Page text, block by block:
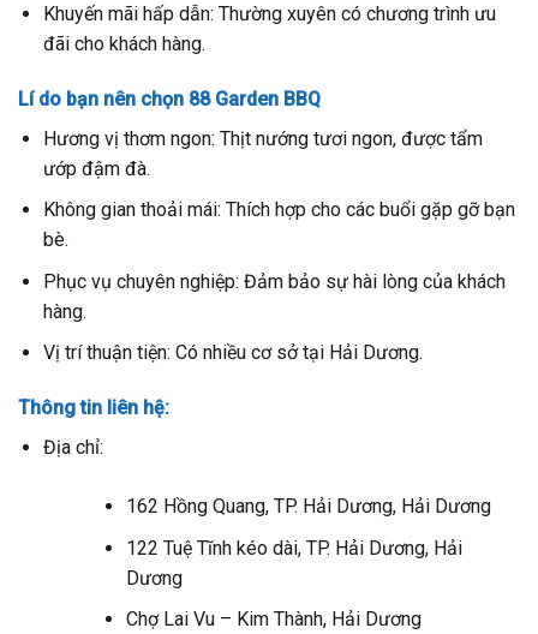
Khuyến mãi hấp dẫn: Thường xuyên có chương trình ưu
đãi cho khách hàng.
Lí do bạn nên chọn 88 Garden BBQ
Hương vị thơm ngon: Thịt nướng tươi ngon, được tẩm
ướp đậm đà.
Không gian thoải mái: Thích hợp cho các buổi gặp gỡ bạn
bè.
Phục vụ chuyên nghiệp: Đảm bảo sự hài lòng của khách
hàng.
Vị trí thuận tiện: Có nhiều cơ sở tại Hải Dương.
Thông tin liên hệ:
Địa chỉ:
162 Hồng Quang, TP. Hải Dương, Hải Dương
122 Tuệ Tĩnh kéo dài, TP. Hải Dương, Hải
Dương
Chợ Lai Vu – Kim Thành, Hải Dương